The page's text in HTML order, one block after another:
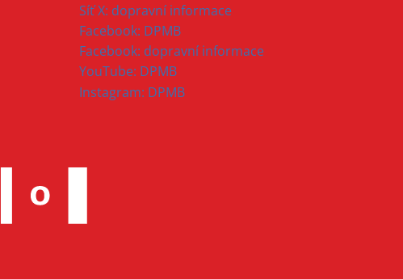
Síť X: dopravní informace
Facebook: DPMB
Facebook: dopravní informace
YouTube: DPMB
Instagram: DPMB